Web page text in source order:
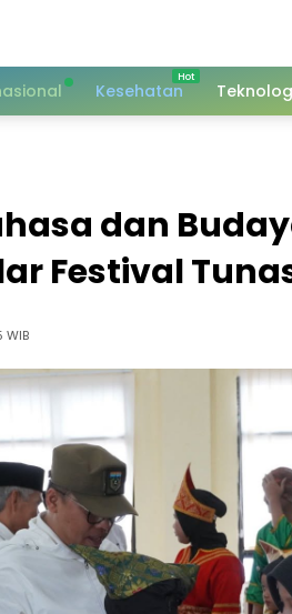
Kesehatan
dan
Festival
WIB